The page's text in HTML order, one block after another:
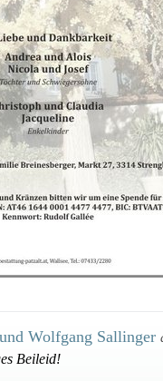
Wolfgang Sallinger
Beileid!